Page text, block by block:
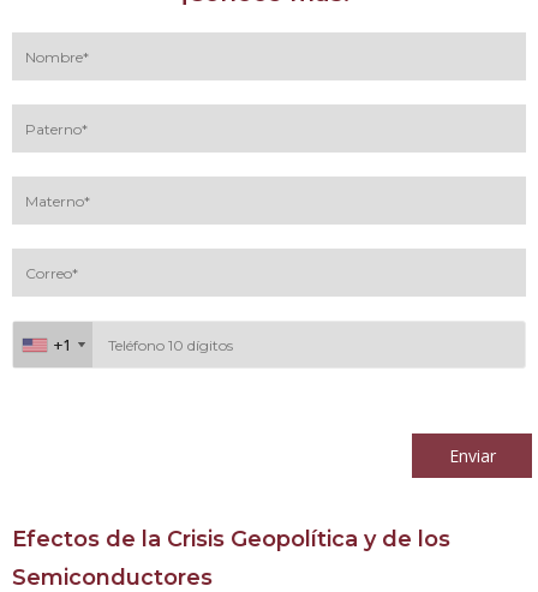
+1
+1
Enviar
Efectos de la Crisis Geopolítica y de los
Semiconductores